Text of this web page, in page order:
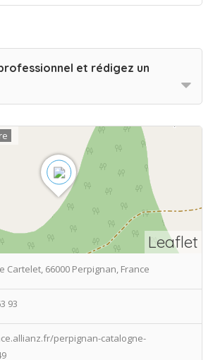
et rédigez un
Leaflet
Cartelet, 66000 Perpignan, France
93
perpignan-catalogne-